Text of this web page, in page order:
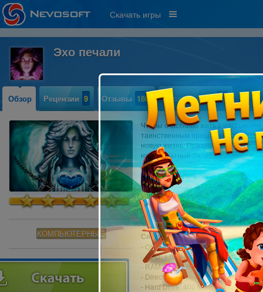
Скачать игры
Эхо печали
Обзор Рецензии 9 Отзывы 180 Прохождение 45
КОМПЬЮТЕРНЫЕ
Чтобы счастливо жить в
таинственным прошлым. Помогите
новую жизнь. Призрачный поезд
него обратный билет вы сможете
Исследуйте дом, в котором Роза
первую любовь, и тюрьму, куда по
уборщик общежития. Найдите
преступлений, собирайте улики и
Системные требования:
- OS: Windows XP или более
- CPU: 1,0 GHz
- RAM: 1024 MB
- DirectX: 9.0
- Hard Drive: 400 MB